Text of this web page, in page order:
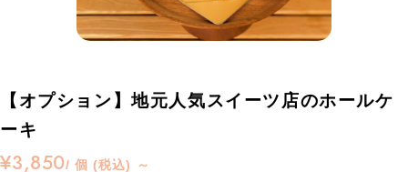
【オプション】地元人気スイーツ店のホールケ
ーキ
¥3,850/ 個 (税込) ～